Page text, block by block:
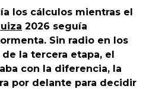
los cálculos mientras el
2026 seguía
Sin radio en los
la tercera etapa, el
con la diferencia, la
por delante para decidir